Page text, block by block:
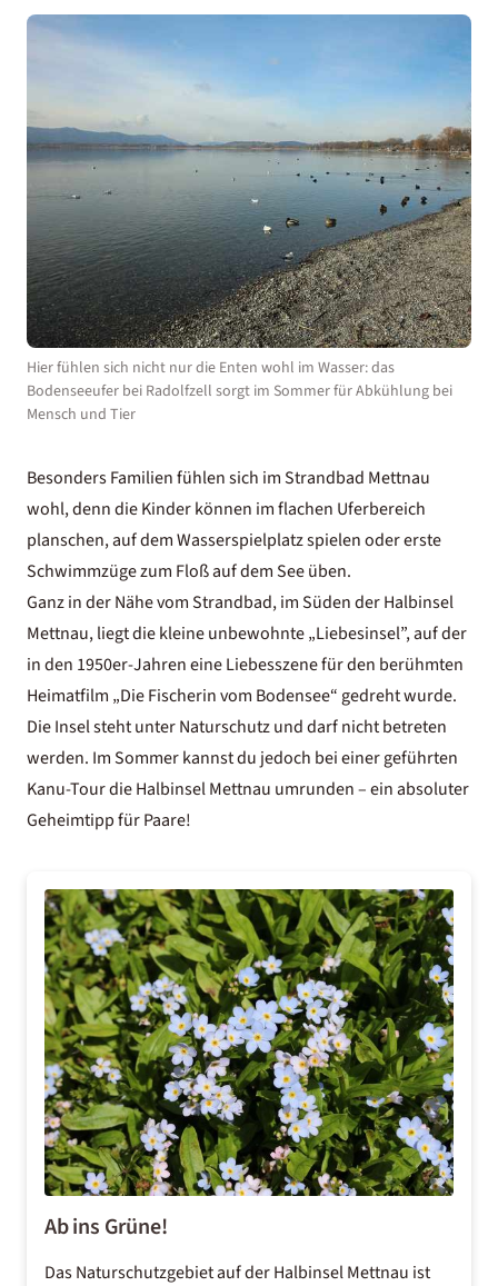
Hier fühlen sich nicht nur die Enten wohl im Wasser: das
Bodenseeufer bei Radolfzell sorgt im Sommer für Abkühlung bei
Mensch und Tier
Besonders Familien fühlen sich im Strandbad Mettnau
wohl, denn die Kinder können im flachen Uferbereich
planschen, auf dem Wasserspielplatz spielen oder erste
Schwimmzüge zum Floß auf dem See üben.
Ganz in der Nähe vom Strandbad, im Süden der Halbinsel
Mettnau, liegt die kleine unbewohnte „Liebesinsel”, auf der
in den 1950er-Jahren eine Liebesszene für den berühmten
Heimatfilm „Die Fischerin vom Bodensee“ gedreht wurde.
Die Insel steht unter Naturschutz und darf nicht betreten
werden. Im Sommer kannst du jedoch bei einer geführten
Kanu-Tour die Halbinsel Mettnau umrunden – ein absoluter
Geheimtipp für Paare!
Ab ins Grüne!
Das Naturschutzgebiet auf der Halbinsel Mettnau ist